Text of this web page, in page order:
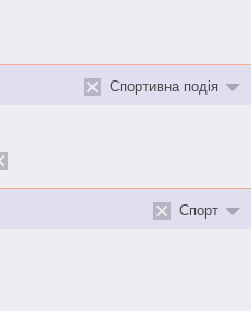
Спортивна подія
Спорт